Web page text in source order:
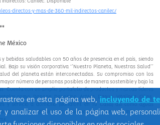
directos-y-mas-de-360-mil-indirectos-canilec/
México
bebidas saludables con 50 años de presencia en el país, siendo
su visión corporativa ‘’Nuestro Planeta, Nuestras Salud’’
del planeta están interconectadas. Su compromiso con los
número de personas posibles de manera sostenible y bajo la
Cuenta con un amplio portafolio de productos y marcas líderes
como: Danone, Danonino, Activia, Danup, Vitalínea, Oikos,
y servicio a domicilio (Bonafont en Tu Casa) así como aguas
distribución y 35 plantas a nivel nacional. Para más información
en esta página web, incluyendo de
analizar el uso de la página web,